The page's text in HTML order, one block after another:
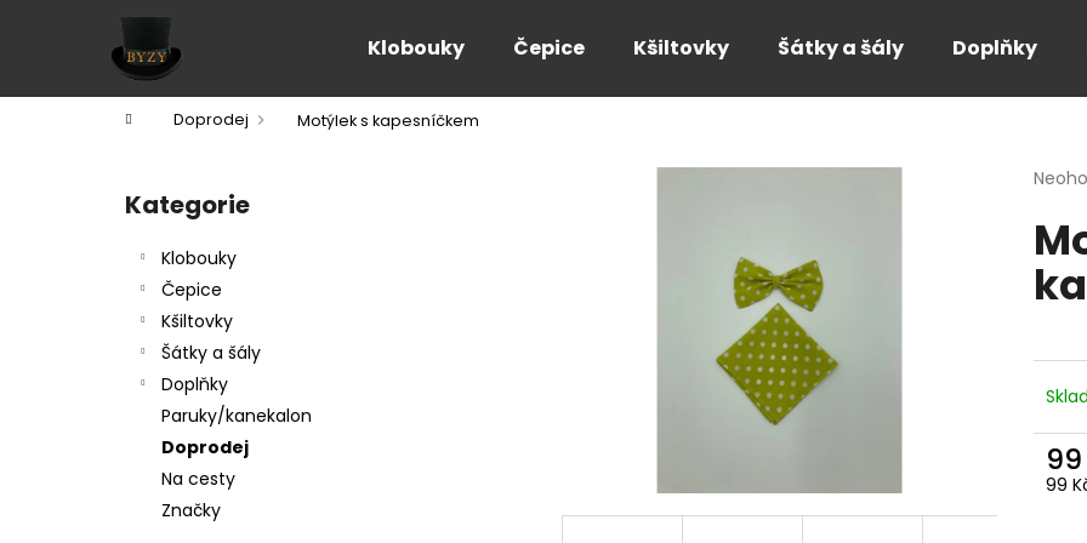
Klobouky Čepice Kšiltovky Šátky a šály Doplňky
Domů
Doprodej Motýlek s kapesníčkem
Přeskočit
kategorie
Kategorie
Klobouky
Čepice
Kšiltovky
Šátky a šály
Doplňky
Paruky/kanekalon
Doprodej
Na cesty
Značky
je
0,0
99
í
Zpět
do
Zpět
do
Doporučujeme